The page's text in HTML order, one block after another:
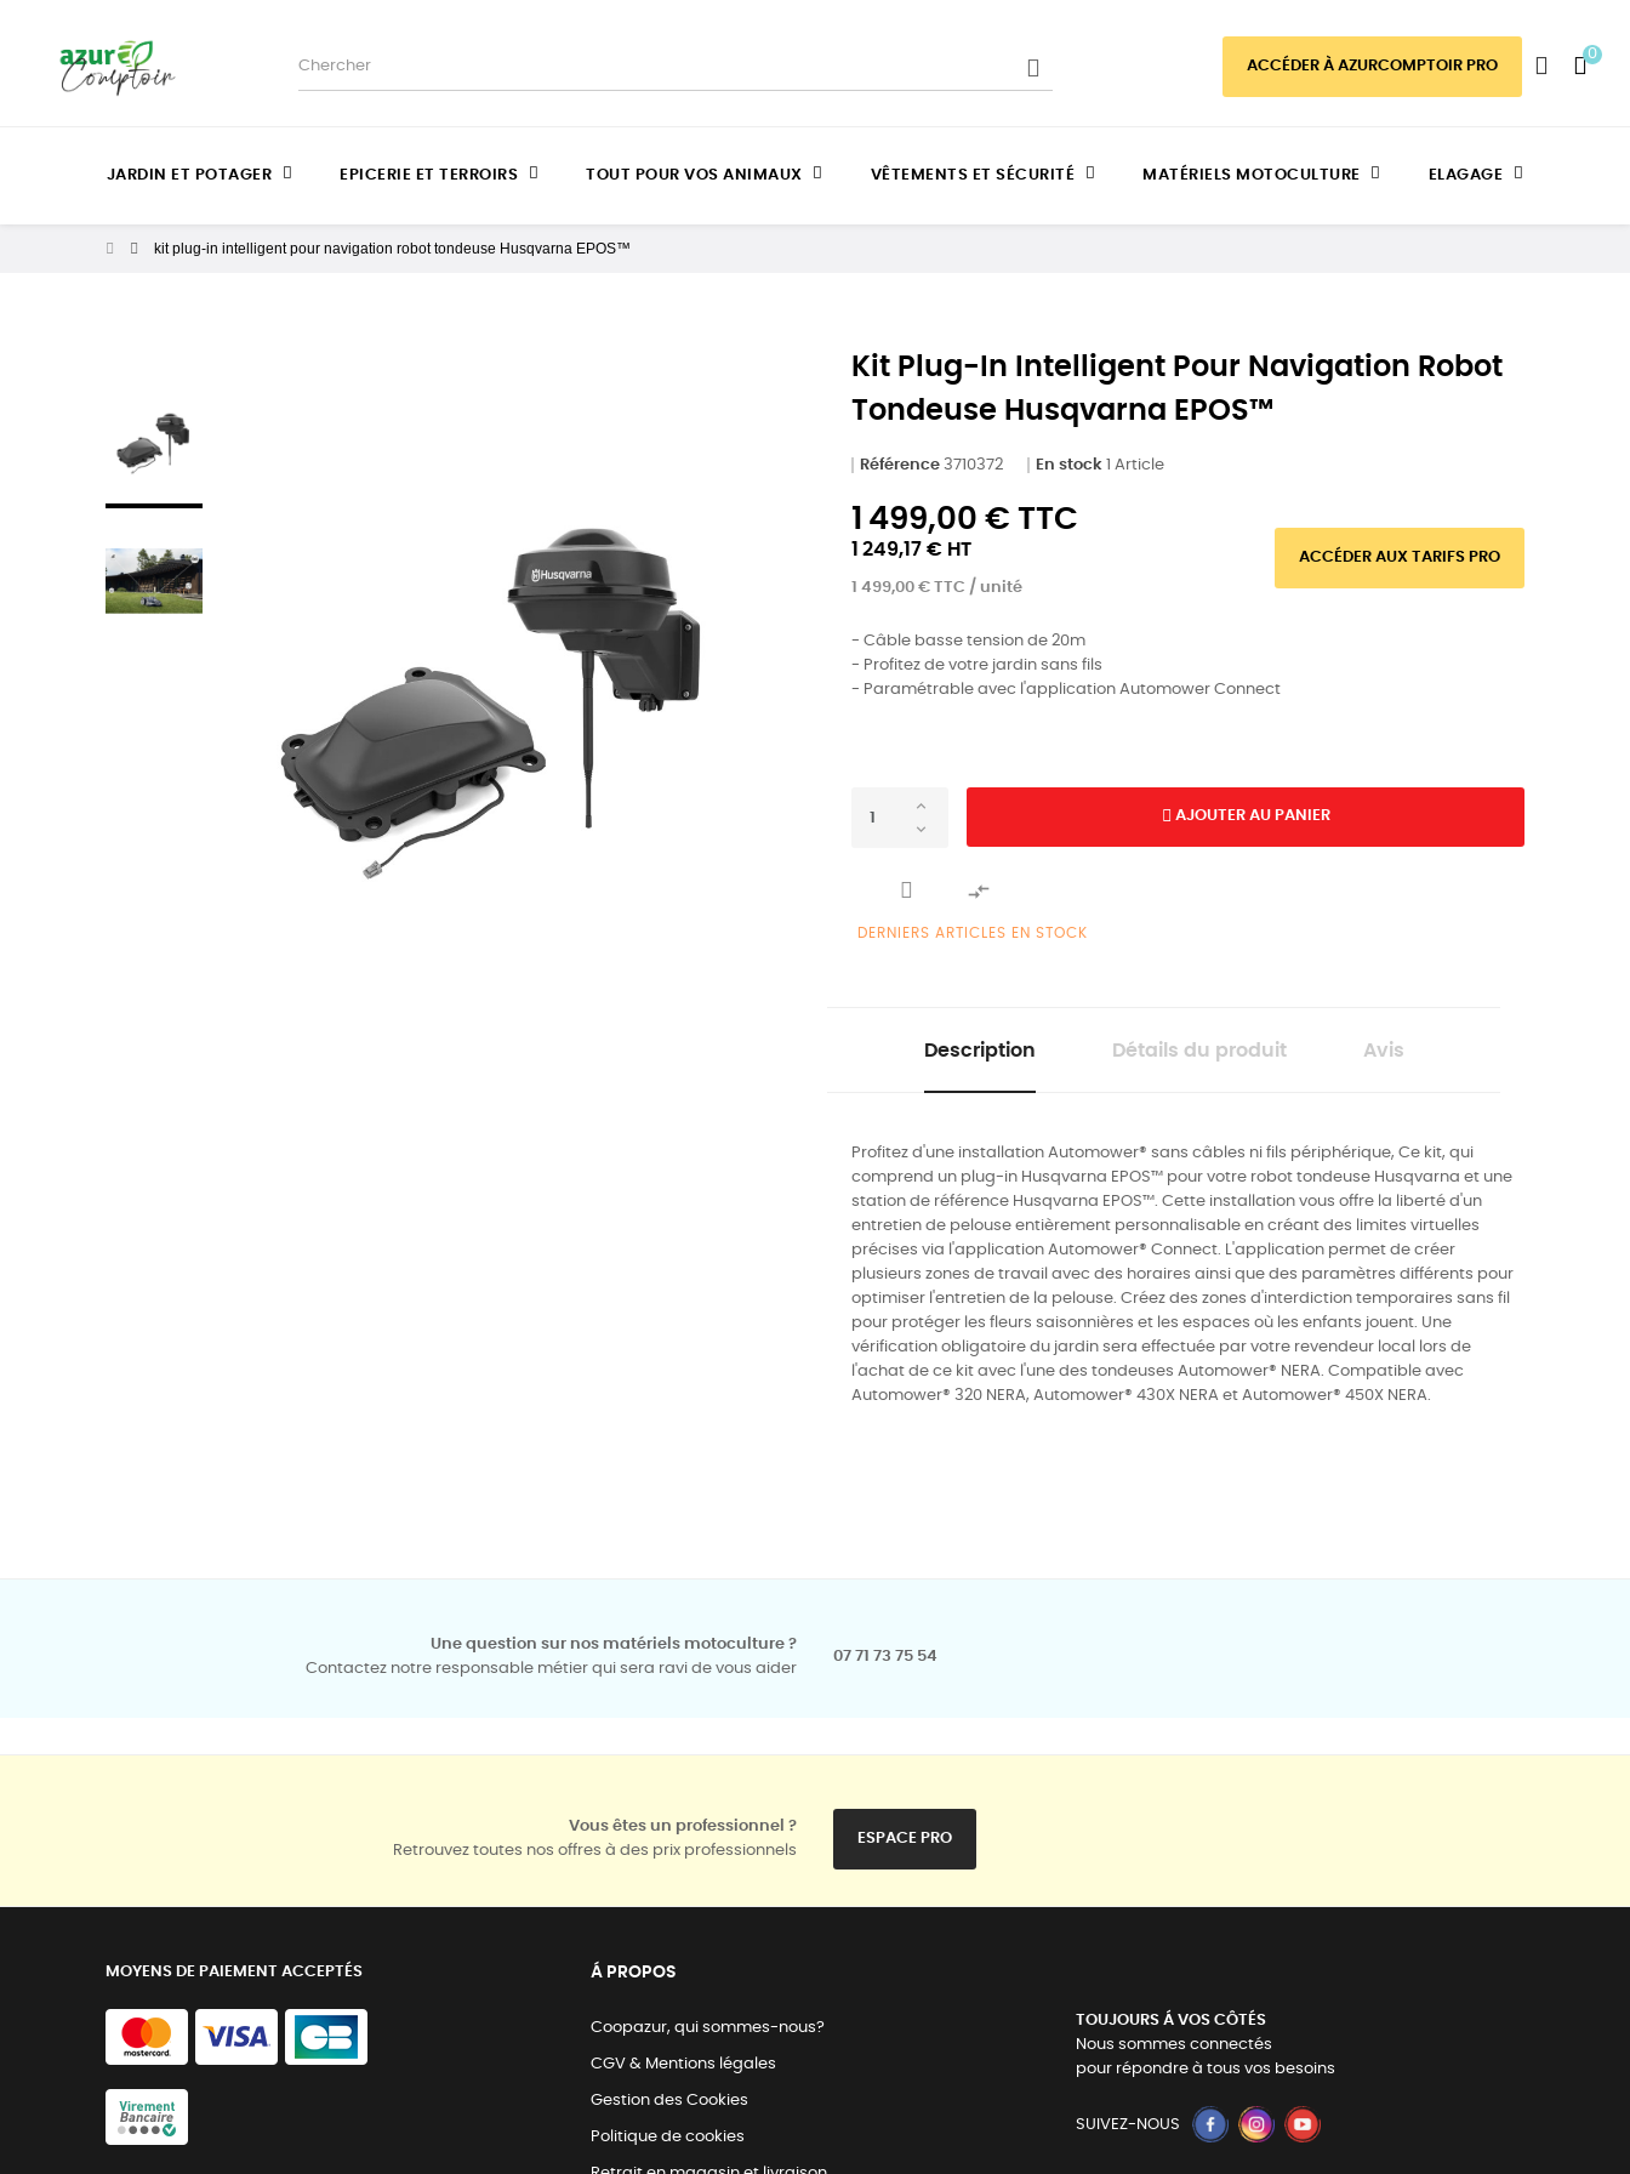
ACCÉDER À AZURCOMPTOIR PRO
0
JARDIN ET POTAGER EPICERIE ET TERROIRS TOUT POUR VOS ANIMAUX VÊTEMENTS ET SÉCURITÉ MATÉRIELS MOTOCULTURE ELAGAGE
kit plug-in intelligent pour navigation robot tondeuse Husqvarna EPOS™
Kit Plug-In Intelligent Pour Navigation Robot
Tondeuse Husqvarna EPOS™
Référence 3710372 En stock 1 Article
1 499,00 € TTC
1 249,17 € HT
1 499,00 € TTC / unité
ACCÉDER AUX TARIFS PRO
- Câble basse tension de 20m
- Profitez de votre jardin sans fils
- Paramétrable avec l'application Automower Connect
AJOUTER AU PANIER

DERNIERS ARTICLES EN STOCK
Description Détails du produit Avis
Profitez d'une installation Automower® sans câbles ni fils périphérique, Ce kit, qui
comprend un plug-in Husqvarna EPOS™ pour votre robot tondeuse Husqvarna et une
station de référence Husqvarna EPOS™. Cette installation vous offre la liberté d'un
entretien de pelouse entièrement personnalisable en créant des limites virtuelles
précises via l'application Automower® Connect. L'application permet de créer
plusieurs zones de travail avec des horaires ainsi que des paramètres différents pour
optimiser l'entretien de la pelouse. Créez des zones d'interdiction temporaires sans fil
pour protéger les fleurs saisonnières et les espaces où les enfants jouent. Une
vérification obligatoire du jardin sera effectuée par votre revendeur local lors de
l'achat de ce kit avec l'une des tondeuses Automower® NERA. Compatible avec
Automower® 320 NERA, Automower® 430X NERA et Automower® 450X NERA.
Une question sur nos matériels motoculture ?
Contactez notre responsable métier qui sera ravi de vous aider
07 71 73 75 54
Vous êtes un professionnel ?
Retrouvez toutes nos offres à des prix professionnels
ESPACE PRO
MOYENS DE PAIEMENT ACCEPTÉS Á PROPOS
Coopazur, qui sommes-nous?
CGV & Mentions légales
Gestion des Cookies
Politique de cookies
TOUJOURS Á VOS CÔTÉS
Nous sommes connectés
pour répondre à tous vos besoins
SUIVEZ-NOUS